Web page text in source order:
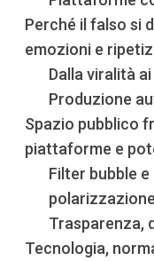
Perché il falso si
emozioni e
Dalla viralità
Produzione
Spazio pubblico
piattaforme e
Filter bubble
polarizzazione
Trasparenza,
Tecnologia,